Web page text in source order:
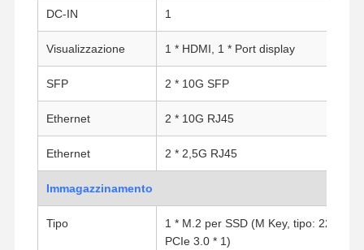
Controllo Di
Contattaci
Ora
Chiacchieri
DC-IN 1
Visualizzazione 1 * HDMI, 1 * Port display
SFP 2 * 10G SFP
Ethernet 2 * 10G RJ45
Ethernet 2 * 2,5G RJ45
Immagazzinamento
Tipo
1 * M.2 per SSD (M Key, tipo: 2280,
PCIe 3.0 * 1)